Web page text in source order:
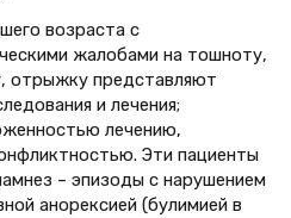
возраста с
жалобами на тошноту,
отрыжку представляют
и лечения;
лечению,
Эти пациенты
– эпизоды с нарушением
анорексией (булимией в